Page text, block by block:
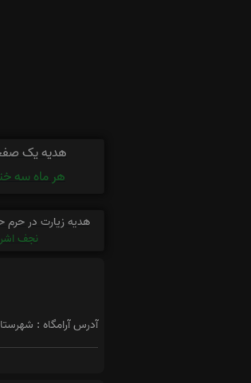
هدیه یک
هر ماه سه
هدیه زیارت در
نجف
آدرس آرامگاه :